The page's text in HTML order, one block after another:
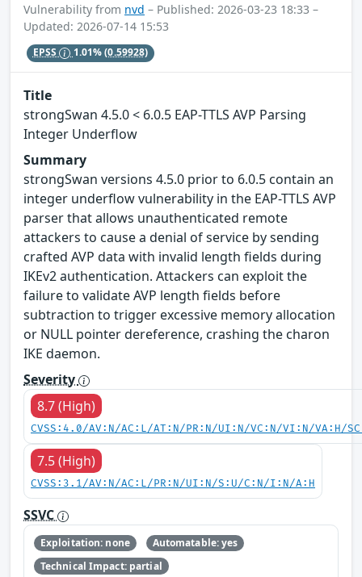
Vulnerability from nvd – Published: 2026-03-23 18:33 –
Updated: 2026-07-14 15:53
EPSS 1.01%(0.59928)
Title
strongSwan 4.5.0 < 6.0.5 EAP-TTLS AVP Parsing
Integer Underflow
Summary
strongSwan versions 4.5.0 prior to 6.0.5 contain an
integer underflow vulnerability in the EAP-TTLS AVP
parser that allows unauthenticated remote
attackers to cause a denial of service by sending
crafted AVP data with invalid length fields during
IKEv2 authentication. Attackers can exploit the
failure to validate AVP length fields before
subtraction to trigger excessive memory allocation
or NULL pointer dereference, crashing the charon
IKE daemon.
Severity
8.7 (High)
CVSS:4.0/AV:N/AC:L/AT:N/PR:N/UI:N/VC:N/VI:N/VA:H/
7.5 (High)
CVSS:3.1/AV:N/AC:L/PR:N/UI:N/S:U/C:N/I:N/A:H
SSVC
Exploitation: none
Automatable: yes
Technical Impact: partial